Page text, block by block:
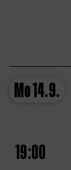
Mo14.9.
19:00